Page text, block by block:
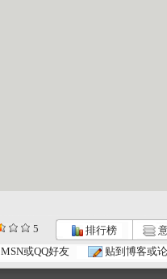
5 排行榜
MSN或QQ好友 贴到博客或